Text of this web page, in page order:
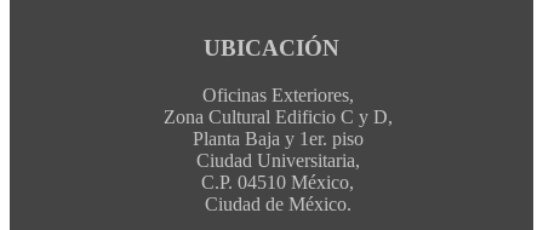
UBICACIÓN
Oficinas Exteriores,
Zona Cultural Edificio C y D,
Planta Baja y 1er. piso
Ciudad Universitaria,
C.P. 04510 México,
Ciudad de México.